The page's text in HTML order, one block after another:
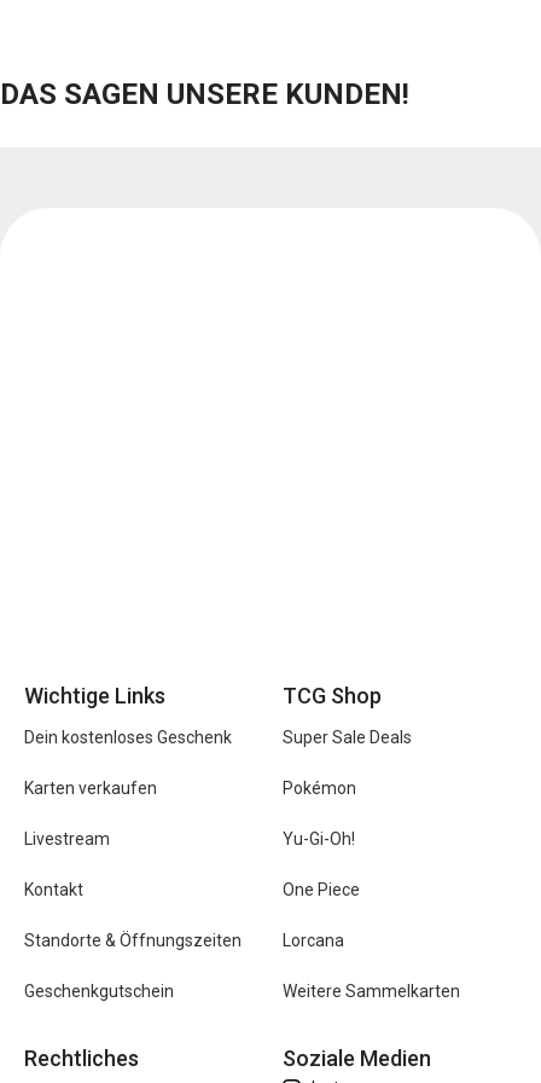
DAS SAGEN UNSERE KUNDEN!
Wichtige Links
Dein kostenloses Geschenk
Karten verkaufen
Livestream
Kontakt
Standorte & Öffnungszeiten
Geschenkgutschein
TCG Shop
Super Sale Deals
Pokémon
Yu-Gi-Oh!
One Piece
Lorcana
Weitere Sammelkarten
Rechtliches Soziale Medien